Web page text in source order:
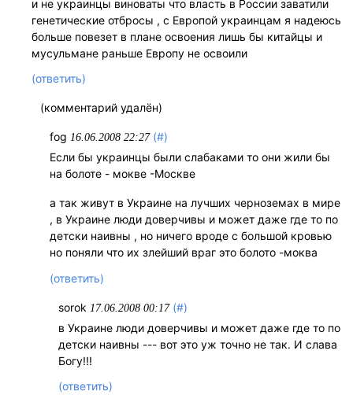
и не украинцы виноваты что власть в России заватили
генетические отбросы , с Европой украинцам я надеюсь
больше повезет в плане освоения лишь бы китайцы и
мусульмане раньше Европу не освоили
(ответить)
(комментарий удалён)
fog 16.06.2008 22:27 (#)
Если бы украинцы были слабаками то они жили бы
на болоте - мокве -Москве
а так живут в Украине на лучших черноземах в мире
, в Украине люди доверчивы и может даже где то по
детски наивны , но ничего вроде с большой кровью
но поняли что их злейший враг это болото -моква
(ответить)
sorok 17.06.2008 00:17 (#)
в Украине люди доверчивы и может даже где то по
детски наивны --- вот это уж точно не так. И слава
Богу!!!
(ответить)